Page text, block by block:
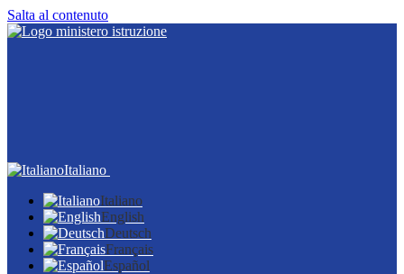
Salta al contenuto
Italiano
Italiano
English
Deutsch
Français
Español